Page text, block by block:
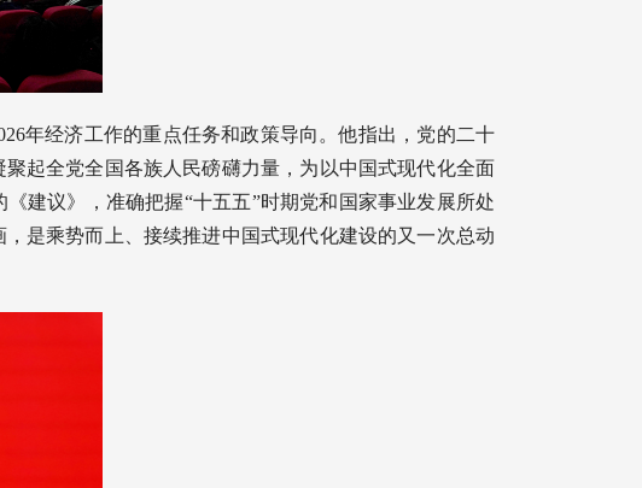
年经济工作的重点任务和政策导向。他指出，党的二十
起全党全国各族人民磅礴力量，为以中国式现代化全面
建议》，准确把握“十五五”时期党和国家事业发展所处
是乘势而上、接续推进中国式现代化建设的又一次总动